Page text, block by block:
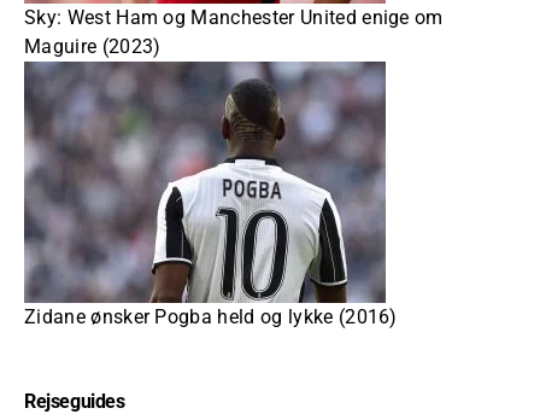
Sky: West Ham og Manchester United enige om
Maguire (2023)
Zidane ønsker Pogba held og lykke (2016)
Rejseguides